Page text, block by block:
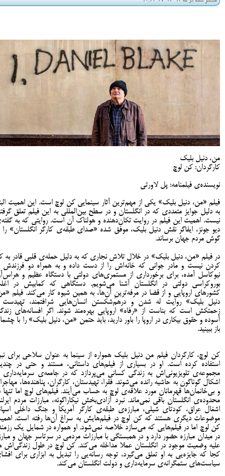
من، دنیل بلیک
کارگردان: کن لوچ
نویسنده‌ی فیلمنامه: پل لاورتی
فیلم «من، دنیل بلیک» یکی از مهم‌ترین آثار سینمایی کن لوچ است. این اهمیت
به دلیل جوایز متعددی که در انگلستان و در سطح بین‌المللی به این فیلم تعلق
نیست. اهمیت این فیلم در روایت تکان‌دهنده و هولناک آن است. روایتی که به
دیو جونز، ایفاگر نقش دنیل بلیک، موفق شده «صدای طبقه‌ی کارگر انگلستان» را
گوش مردم جهان برساند.
در فیلم «من، دنیل بلیک» در خلال تلاش نجاری که به دلیل حمله‌ی قلبی قادر به
کردن نیست و مادر جوانی که خانه‌اش را از دست داده و به همراه دو فرزندش
نیوکاسل آمده، برای برخورداری از مستمری‌های دولتی با دستگاه عظیم و
بوروکراسی دولتی در انگلستان آشنا می‌شویم. دستگاهی که کمابیش در
کشورهای اروپایی و از قضا در مرفه‌ترینِ آن‌ها، به همین شیوه کار می‌کند. فیلم
دنیل بلیک» روایت له شدن و درهم‌شکستن انسان‌هایی شرافتمند،
زحمتکش است که بناست از «رفاه» اروپایی بهره‌مند شوند. اگر افسانه‌های
آسوده و حقوق بیکاری در اروپا را باور دارید، باید حتمن «من، دنیل بلیک» را با
باز ببینید.
کن لوچ، کارگردان فیلم من دنیل بلیک همواره از سینما به عنوان سلاحی برای
استفاده کرده است. او در بسیاری از فیلم‌های داستانی، مستند و حتی در
مجموعه‌ی تلویزیونی‌اش به زندگی کسانی می‌پردازد که در جامعه‌ی سرمایه‌داری
اشکال گوناگون به حاشیه رانده می‌شوند. فقرا، تهیدستان، کارگران، پناهنده‌ها،
و بی‌خانمان‌ها قهرمانان مورد علاقه‌ی لوچ به حساب می‌آیند. فیلم‌های لوچ اما تنها
محدوده‌ی انگلستان باقی نمی‌ماند. نبرد آزادی‌بخش نیکاراگوئه، مبارزات مردم
اشغال عراق، کودتای شیلی، مبارزه‌ی طبقه‌ی کارگر آمریکا و جنگ داخلی
موضوعات دیگری هستند که کن لوچ در فیلم‌هایش به سراغ آن‌ها رفته است.
کن لوچ اما در فیلم‌هایی که می‌سازد خلاصه نمی‌شود. او همواره در شمایل یک
در میدان مبارزه حضور دارد و در همبستگی با مبارزات مردمی در سرتاسر جهان و
علیه وضعیت موجود در انگلستان عملا مداخله می‌کند. کن لوچ در طول زندگی‌اش
کجا که جایزه‌یی به او تعلق می‌گیرد، توجه رسانه‌یی را تبدیل به ابزاری برای
سیاست‌های ستمگرانه‌ی سرمایه‌داری و دولت انگلستان می‌کند.